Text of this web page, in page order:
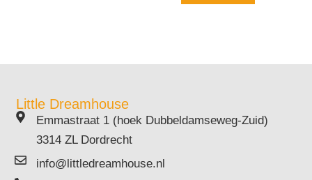
Little Dreamhouse
Emmastraat 1 (hoek Dubbeldamseweg-Zuid)
3314 ZL Dordrecht
info@littledreamhouse.nl